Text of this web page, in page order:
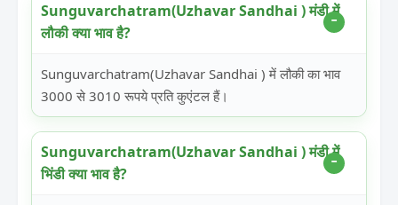
Sunguvarchatram(Uzhavar Sandhai ) मंडी में
लौकी क्या भाव है?
Sunguvarchatram(Uzhavar Sandhai ) में लौकी का भाव
3000 से 3010 रूपये प्रति कुएंटल हैं।
Sunguvarchatram(Uzhavar Sandhai ) मंडी में
भिंडी क्या भाव है?